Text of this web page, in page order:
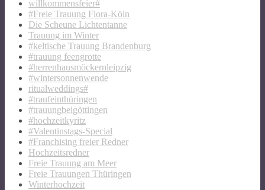
willkommensfeier#
#Freie Trauung Flora-Köln
Die Scheune Lichtentanne
Trauung im Winter
#keltische Trauung Brandenburg
#trauung feengrotte
#herrenhausmöckernleipzig
#wintersonnenwende
ritualweddings#
#traufeinthüringen
#trauungbeigöttingen
#hochzeitkyritz
#Valentinstags-Special
#Franchising freier Redner
Hochzeitsredner
Freie Trauung am Meer
Freie Trauungen Thüringen
Winterhochzeit